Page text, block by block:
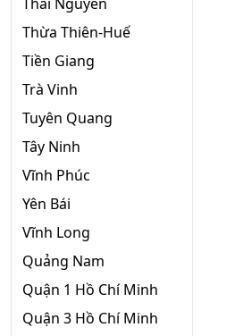
Thừa Thiên-Huế
Tiền Giang
Trà Vinh
Tuyên Quang
Tây Ninh
Vĩnh Phúc
Yên Bái
Vĩnh Long
Quảng Nam
Quận 1 Hồ Chí Minh
Quận 3 Hồ Chí Minh